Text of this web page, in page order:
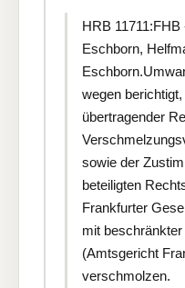
HRB
Eschborn,
wegen
übertragender
sowie der
beteiligten
Frankfurter
mit
(Amtsgericht
verschmolzen.